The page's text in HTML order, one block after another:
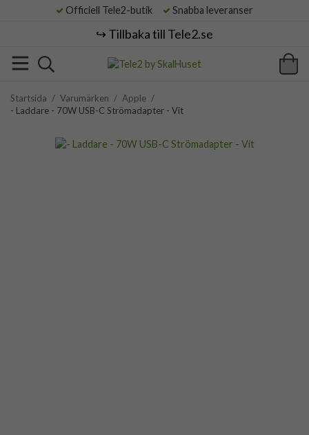
Officiell Tele2-butik Snabba leveranser
↪️ Tillbaka till Tele2.se
Startsida / Varumärken / Apple /
- Laddare - 70W USB-C Strömadapter - Vit